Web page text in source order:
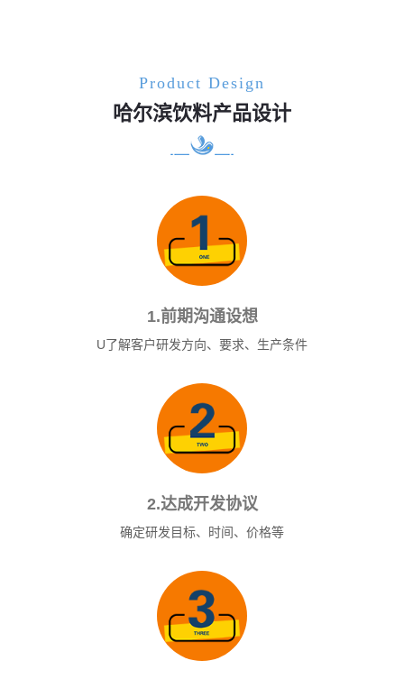
Product Design
哈尔滨饮料产品设计
1.前期沟通设想
U了解客户研发方向、要求、生产条件
2.达成开发协议
确定研发目标、时间、价格等